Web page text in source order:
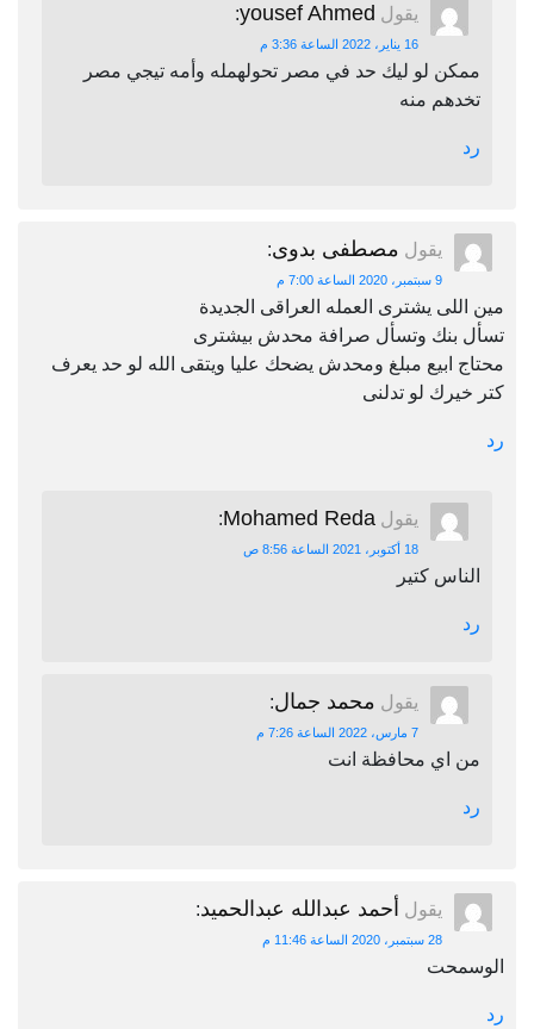
يقول yousef Ahmed
:
16 يناير، 2022 الساعة 3:36 م
ممكن لو ليك حد في مصر تحولهمله وأمه تيجي مصر
تخدهم منه
رد
يقول مصطفى بدوى:
9 سبتمبر، 2020 الساعة 7:00 م
مين اللى يشترى العمله العراقى الجديدة
تسأل بنك وتسأل صرافة محدش بيشترى
محتاج ابيع مبلغ ومحدش يضحك عليا ويتقى الله لو حد يعرف
كتر خيرك لو تدلنى
رد
يقول Mohamed Reda
:
18 أكتوبر، 2021 الساعة 8:56 ص
الناس كتير
رد
يقول محمد جمال:
7 مارس، 2022 الساعة 7:26 م
من اي محافظة انت
رد
يقول أحمد عبدالله عبدالحميد:
28 سبتمبر، 2020 الساعة 11:46 م
الوسمحت
رد